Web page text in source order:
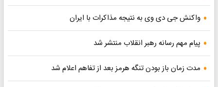
واکنش جی دی وی به نتیجه مذاکرات با ایران
پیام مهم رسانه رهبر انقلاب منتشر شد
مدت زمان باز بودن تنگه هرمز بعد از تفاهم اعلام شد